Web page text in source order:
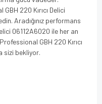
220 Kırıcı Delici
Aradığınız performans
06112A6020 ile her an
GBH 220 Kırıcı
sizi bekliyor.